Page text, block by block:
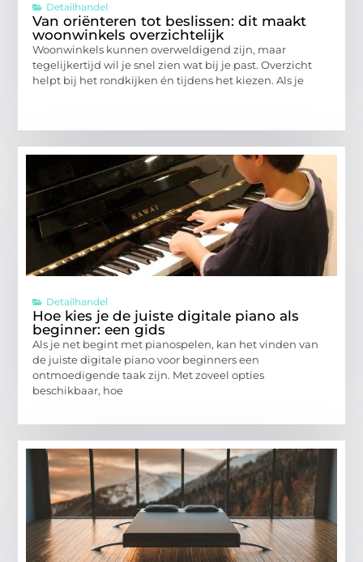
Detailhandel
Van oriënteren tot beslissen: dit maakt
woonwinkels overzichtelijk
Woonwinkels kunnen overweldigend zijn, maar
tegelijkertijd wil je snel zien wat bij je past. Overzicht
helpt bij het rondkijken én tijdens het kiezen. Als je
Detailhandel
Hoe kies je de juiste digitale piano als
beginner: een gids
Als je net begint met pianospelen, kan het vinden van
de juiste digitale piano voor beginners een
ontmoedigende taak zijn. Met zoveel opties
beschikbaar, hoe